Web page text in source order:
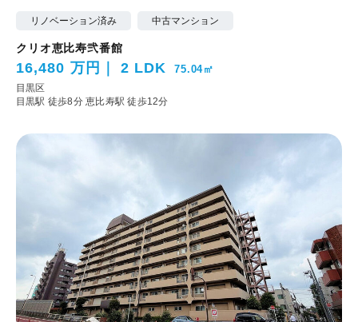
リノベーション済み 中古マンション
クリオ恵比寿弐番館
16,480 万円 2 LDK 75.04㎡
目黒区
目黒駅 徒歩8分恵比寿駅 徒歩12分